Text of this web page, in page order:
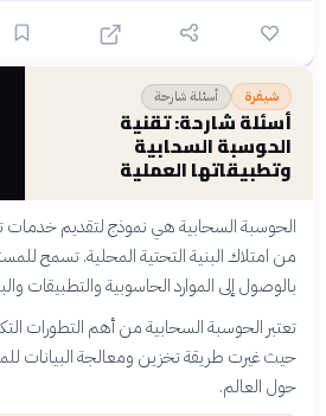
شيفرة أسئلة شارحة
أسئلة شارحة: تقنية
الحوسبة السحابية
وتطبيقاتها العملية
الحوسبة السحابية هي نموذج لتقديم خدمات
من امتلاك البنية التحتية المحلية. تسمح
بالوصول إلى الموارد الحاسوبية والتطبيقات
تعتبر الحوسبة السحابية من أهم التطورات
حيث غيرت طريقة تخزين ومعالجة البيانات
حول العالم.